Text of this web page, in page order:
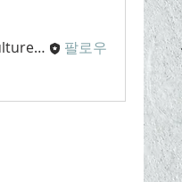
Hawaii Korean Culture Center
팔로우